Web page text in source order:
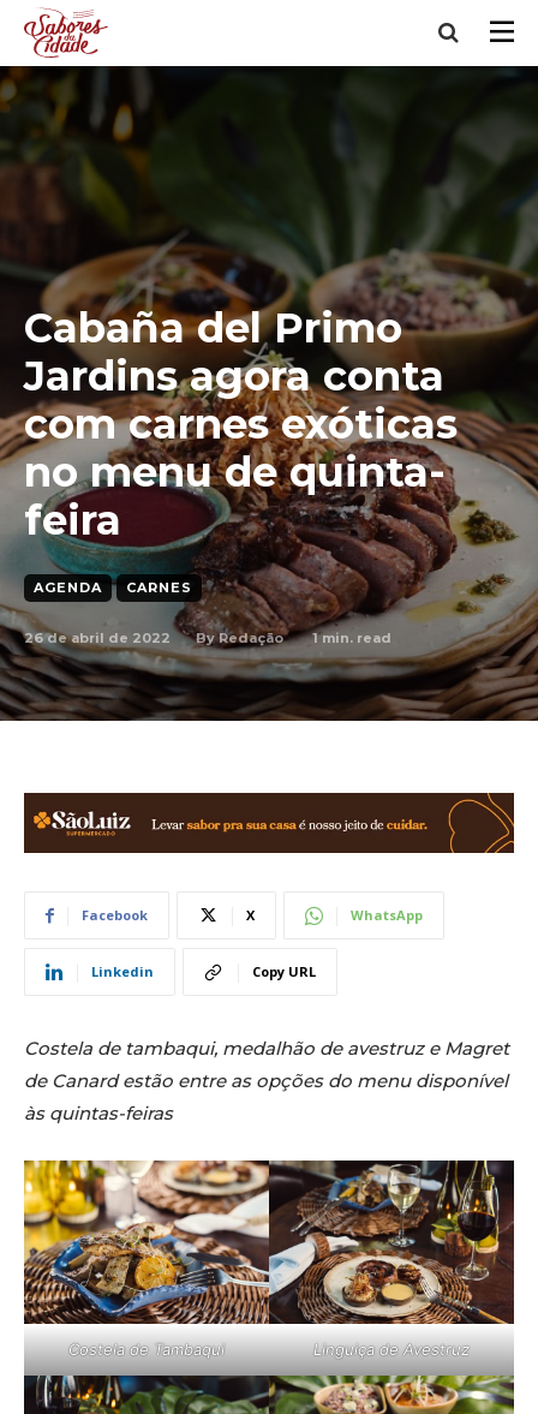
Cabaña del Primo
Jardins agora conta
com carnes exóticas
no menu de quinta-
feira
AGENDA CARNES
26 de abril de 2022 By Redação 1min. read
Facebook X WhatsApp
Linkedin Copy URL
Costela de tambaqui, medalhão de avestruz e Magret
de Canard estão entre as opções do menu disponível
às quintas-feiras
Costela de Tambaqui Linguiça de Avestruz